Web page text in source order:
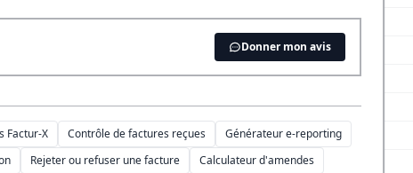
Donner mon avis
Factur-X Contrôle de factures reçues
Générateur e-reporting
Rejeter ou refuser une facture
Calculateur d'amendes